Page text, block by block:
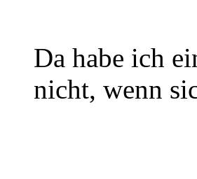
Da habe ich
nicht, wenn